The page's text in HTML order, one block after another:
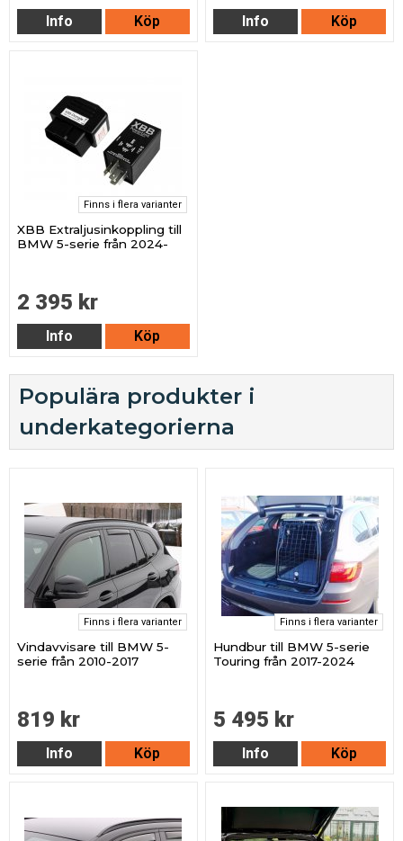
Info Köp Info Köp
Finns i flera varianter
XBB Extraljusinkoppling till
BMW 5-serie från 2024-
2 395 kr
Info Köp
Populära produkter i
underkategorierna
Finns i flera varianter
Vindavvisare till BMW 5-
serie från 2010-2017
819 kr
Info Köp
Finns i flera varianter
Hundbur till BMW 5-serie
Touring från 2017-2024
5 495 kr
Info Köp